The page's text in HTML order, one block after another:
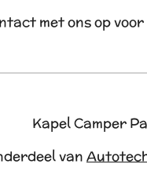
met ons op
Kapel Camper
van